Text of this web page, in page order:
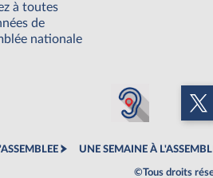
à toutes
de
nationale
UNE SEMAINE À
©Tous droits